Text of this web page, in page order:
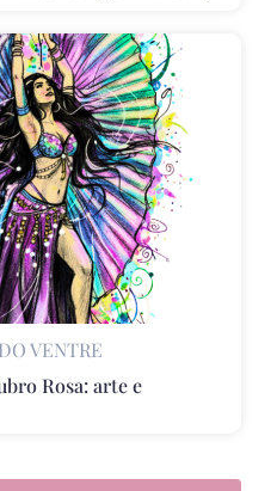
VENTRE
Rosa: arte e